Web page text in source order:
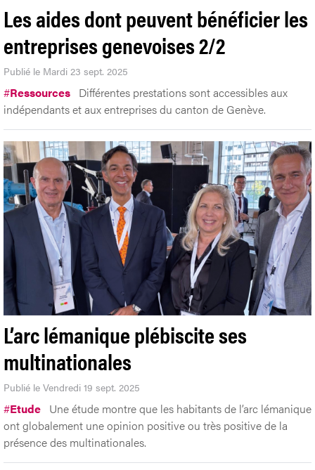
Les aides dont peuvent bénéficier les
entreprises genevoises 2/2
Publié le Mardi 23 sept. 2025
#Ressources Différentes prestations sont accessibles aux
indépendants et aux entreprises du canton de Genève.
L’arc lémanique plébiscite ses
multinationales
Publié le Vendredi 19 sept. 2025
#Etude Une étude montre que les habitants de l’arc lémanique
ont globalement une opinion positive ou très positive de la
présence des multinationales.